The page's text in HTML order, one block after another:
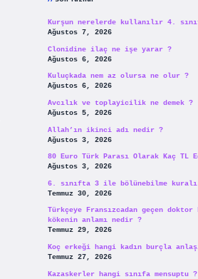
Kurşun nerelerde kullanılır 4.
Ağustos 7, 2026
Clonidine ilaç ne işe yarar ?
Ağustos 6, 2026
Kuluçkada nem az olursa ne olur ?
Ağustos 6, 2026
Avcılık ve toplayicilik ne demek ?
Ağustos 5, 2026
Allah’ın ikinci adı nedir ?
Ağustos 3, 2026
80 Euro Türk Parası Olarak Kaç TL
Ağustos 3, 2026
6. sınıfta 3 ile bölünebilme
Temmuz 30, 2026
Türkçeye Fransızcadan geçen
kökenin anlamı nedir ?
Temmuz 29, 2026
Koç erkeği hangi kadın burçla
Temmuz 27, 2026
Kazaskerler hangi sınıfa mensuptu ?